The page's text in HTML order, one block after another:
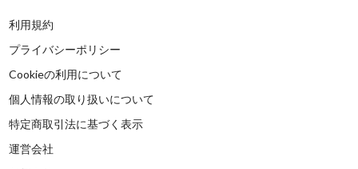
利用規約
プライバシーポリシー
Cookieの利用について
個人情報の取り扱いについて
特定商取引法に基づく表示
運営会社